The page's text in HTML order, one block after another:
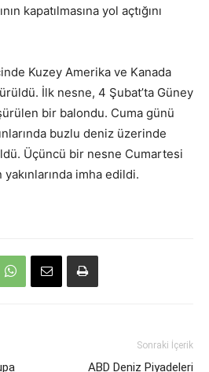
kapatılmasına yol açtığını
Kuzey Amerika ve Kanada
İlk nesne, 4 Şubat’ta Güney
bir balondu. Cuma günü
buzlu deniz üzerinde
Üçüncü bir nesne Cumartesi
yakınlarında imha edildi.
Sonraki İçerik
ABD Deniz Piyadeleri